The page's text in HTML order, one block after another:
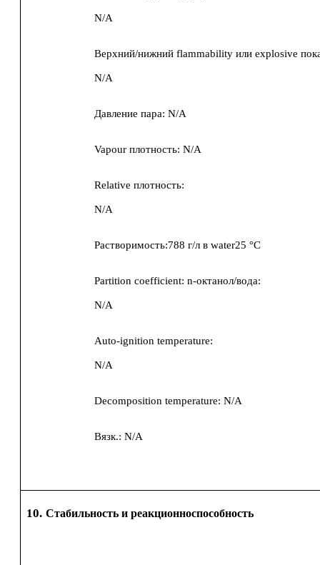
N/A
Верхний/нижний flammability или explosive
N/A
Давление пара: N/A
Vapour плотность: N/A
Relative плотность:
N/A
Растворимость:788 г/л в water25 °C
Partition coefficient: n-октанол/вода:
N/A
Auto-ignition temperature:
N/A
Decomposition temperature: N/A
Вязк.: N/A
10. Стабильность и реакционноспособность